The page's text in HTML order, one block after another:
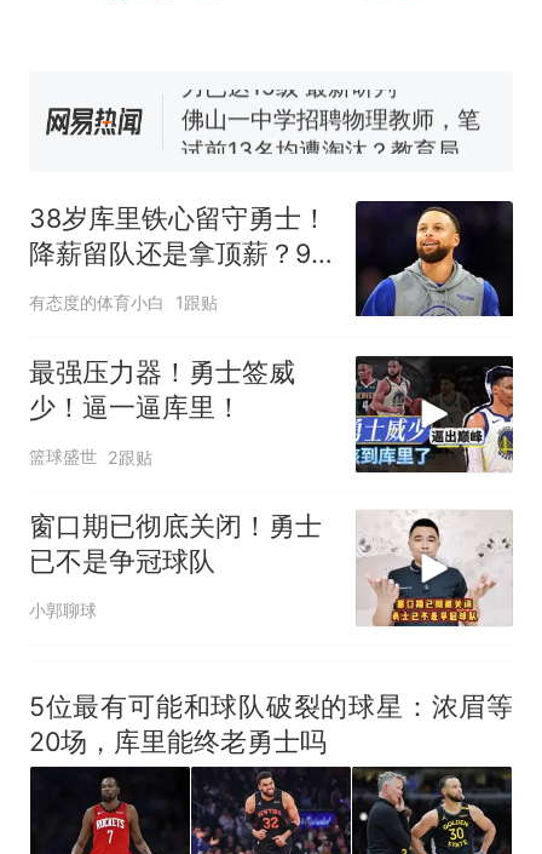
佛山一中学招聘物理教师，笔
试前13名均遭淘汰？教育局：
核查
官方通报
热 那个在床头放菜刀的女孩，
因老师一句“跟我回家”改写了
人生
38岁库里铁心留守勇士！
降薪留队还是拿顶薪？9
月见分晓
有态度的体育小白 1跟贴
最强压力器！勇士签威
少！逼一逼库里！
篮球盛世 2跟贴
窗口期已彻底关闭！勇士
已不是争冠球队
小郭聊球
5位最有可能和球队破裂的球星：浓眉等
20场，库里能终老勇士吗